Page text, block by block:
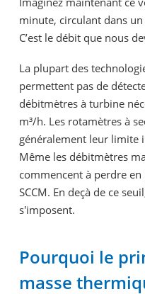
minute, circulant dans
C’est le débit que nous
La plupart des
permettent pas de
débitmètres à turbine
m³/h. Les rotamètres à
généralement leur limite
Même les débitmètres
commencent à perdre
SCCM. En deçà de ce
s'imposent.
Pourquoi le
masse